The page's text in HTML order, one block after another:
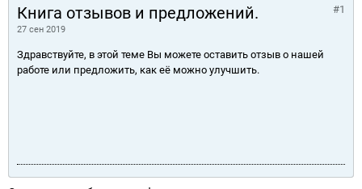
Книга отзывов и предложений.
27 сен 2019
#1
Здравствуйте, в этой теме Вы можете оставить отзыв о нашей
работе или предложить, как её можно улучшить.